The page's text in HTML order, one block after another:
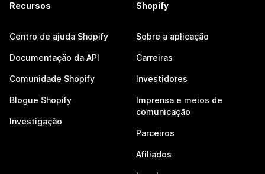
Recursos
Centro de ajuda Shopify
Documentação da API
Comunidade Shopify
Blogue Shopify
Investigação
Shopify
Sobre a aplicação
Carreiras
Investidores
Imprensa e meios de
comunicação
Parceiros
Afiliados